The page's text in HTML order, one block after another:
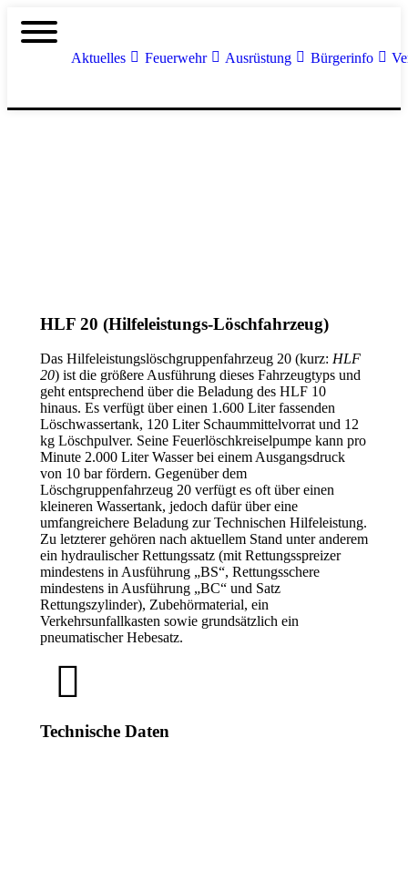
Aktuelles Feuerwehr Ausrüstung Bürgerinfo
HLF 20 (Hilfeleistungs-Löschfahrzeug)
Das Hilfeleistungslöschgruppenfahrzeug 20 (kurz: HLF
20) ist die größere Ausführung dieses Fahrzeugtyps und
geht entsprechend über die Beladung des HLF 10
hinaus. Es verfügt über einen 1.600 Liter fassenden
Löschwassertank, 120 Liter Schaummittelvorrat und 12
kg Löschpulver. Seine Feuerlöschkreiselpumpe kann pro
Minute 2.000 Liter Wasser bei einem Ausgangsdruck
von 10 bar fördern. Gegenüber dem
Löschgruppenfahrzeug 20 verfügt es oft über einen
kleineren Wassertank, jedoch dafür über eine
umfangreichere Beladung zur Technischen Hilfeleistung.
Zu letzterer gehören nach aktuellem Stand unter anderem
ein hydraulischer Rettungssatz (mit Rettungsspreizer
mindestens in Ausführung „BS“, Rettungsschere
mindestens in Ausführung „BC“ und Satz
Rettungszylinder), Zubehörmaterial, ein
Verkehrsunfallkasten sowie grundsätzlich ein
pneumatischer Hebesatz.
Technische Daten